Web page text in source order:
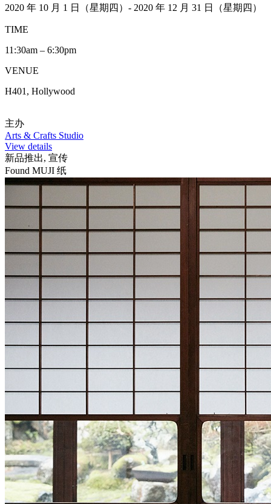
2020 年 10 月 1 日（星期四）- 2020 年 12 月 31 日（星期四）
TIME
11:30am – 6:30pm
VENUE
H401, Hollywood
主办
Arts & Crafts Studio
View details
新品推出, 宣传
Found MUJI 纸